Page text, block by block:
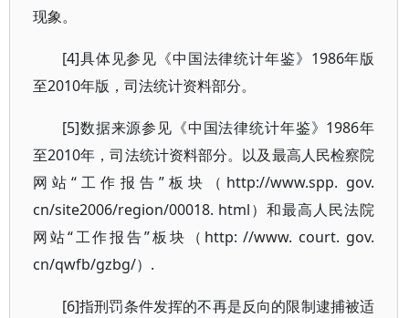
现象。
[4]具体见参见《中国法律统计年鉴》1986年版
至2010年版，司法统计资料部分。
[5]数据来源参见《中国法律统计年鉴》1986年
至2010年，司法统计资料部分。以及最高人民检察院
网站“工作报告”板块（http://www.spp. gov.
cn/site2006/region/00018. html）和最高人民法院
网站“工作报告”板块（http: //www. court. gov.
cn/qwfb/gzbg/）.
[6]指刑罚条件发挥的不再是反向的限制逮捕被适